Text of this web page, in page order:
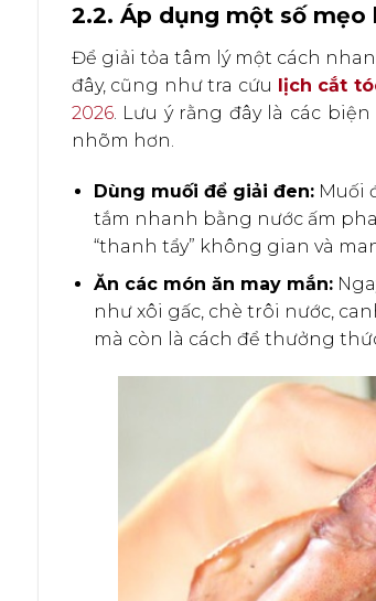
2.2. Áp dụng một số
Để giải tỏa tâm lý một cách
đây, cũng như tra cứu lịch cắt
2026. Lưu ý rằng đây là các
nhõm hơn.
Dùng muối để giải đen: Muối
tắm nhanh bằng nước ấm
“thanh tẩy” không gian và
Ăn các món ăn may mắn:
như xôi gấc, chè trôi nước,
mà còn là cách để thưởng